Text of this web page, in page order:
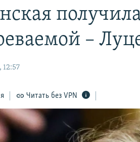
–
12:57
Читать без VPN